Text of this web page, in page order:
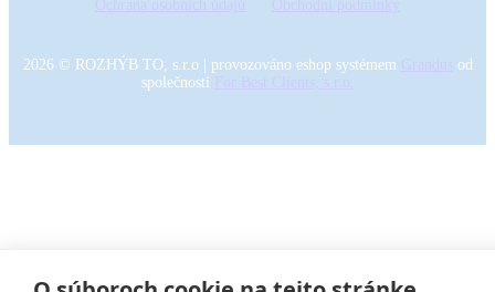
2026© ROZHÝB TO, s.r.o | provozováno eshop systémem
od
společnosti